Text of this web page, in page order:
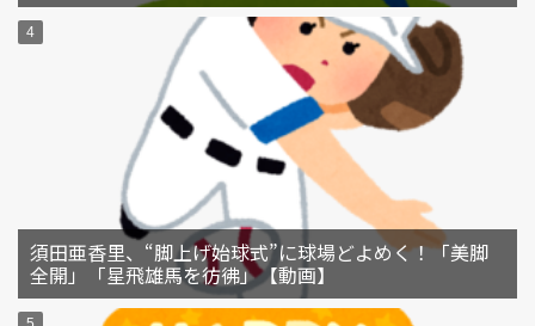
須田亜香里、“脚上げ始球式”に球場どよめく！「美脚
全開」「星飛雄馬を彷彿」【動画】